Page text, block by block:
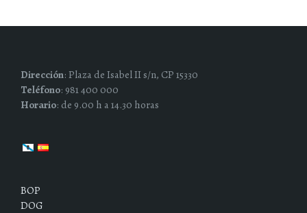
Dirección: Plaza de Isabel II s/n, CP 15330
Teléfono: 981 400 000
Horario: de 9.00 h a 14.30 horas
BOP
DOG